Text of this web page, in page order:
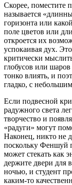
Скорее, поместите
называется
горизонта или
поле цветов или
откроется их
успокаивая дух.
критически
глобусов или
тонко влиять, и
гладко, с
Если подвесной
радужного света
творчество и
«радуги» могут
Наконец, никто не
поскольку Феншуй
может стекать как
держите двери для
ночью, и студент
каким-то